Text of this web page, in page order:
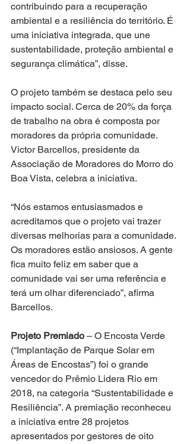
contribuindo para a recuperação
ambiental e a resiliência do território. É
uma iniciativa integrada, que une
sustentabilidade, proteção ambiental e
segurança climática”, disse.
O projeto também se destaca pelo seu
impacto social. Cerca de 20% da força
de trabalho na obra é composta por
moradores da própria comunidade.
Victor Barcellos, presidente da
Associação de Moradores do Morro do
Boa Vista, celebra a iniciativa.
“Nós estamos entusiasmados e
acreditamos que o projeto vai trazer
diversas melhorias para a comunidade.
Os moradores estão ansiosos. A gente
fica muito feliz em saber que a
comunidade vai ser uma referência e
terá um olhar diferenciado”, afirma
Barcellos.
Projeto Premiado – O Encosta Verde
(“Implantação de Parque Solar em
Áreas de Encostas”) foi o grande
vencedor do Prêmio Lidera Rio em
2018, na categoria “Sustentabilidade e
Resiliência”. A premiação reconheceu
a iniciativa entre 28 projetos
apresentados por gestores de oito